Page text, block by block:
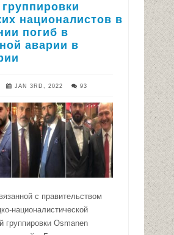
националистов в
погиб в
аварии в
JAN 3RD, 2022 93
с правительством
националистической
группировки Osmanen